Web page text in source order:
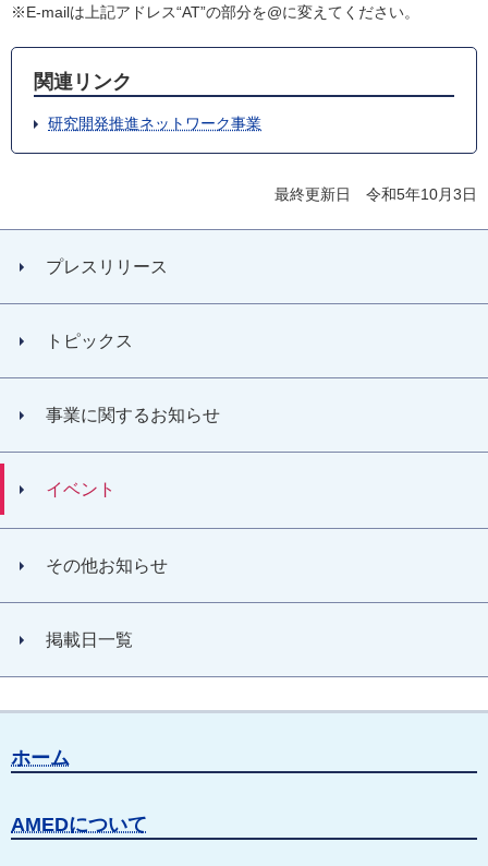
※E-mailは上記アドレス“AT”の部分を@に変えてください。
関連リンク
研究開発推進ネットワーク事業
最終更新日 令和5年10月3日
プレスリリース
トピックス
事業に関するお知らせ
イベント
その他お知らせ
掲載日一覧
ホーム
AMEDについて